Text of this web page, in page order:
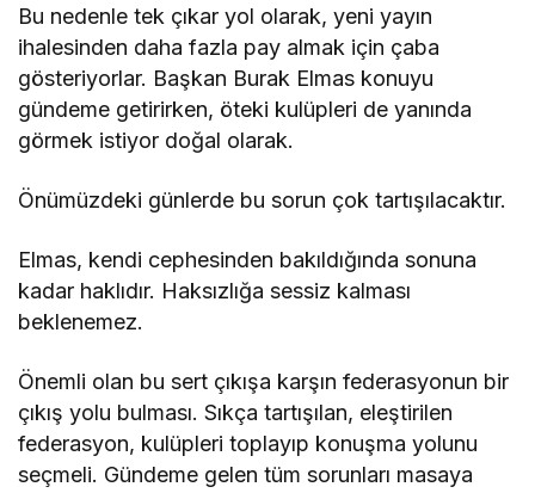
Bu nedenle tek çıkar yol olarak, yeni yayın
ihalesinden daha fazla pay almak için çaba
gösteriyorlar. Başkan Burak Elmas konuyu
gündeme getirirken, öteki kulüpleri de yanında
görmek istiyor doğal olarak.
Önümüzdeki günlerde bu sorun çok tartışılacaktır.
Elmas, kendi cephesinden bakıldığında sonuna
kadar haklıdır. Haksızlığa sessiz kalması
beklenemez.
Önemli olan bu sert çıkışa karşın federasyonun bir
çıkış yolu bulması. Sıkça tartışılan, eleştirilen
federasyon, kulüpleri toplayıp konuşma yolunu
seçmeli. Gündeme gelen tüm sorunları masaya